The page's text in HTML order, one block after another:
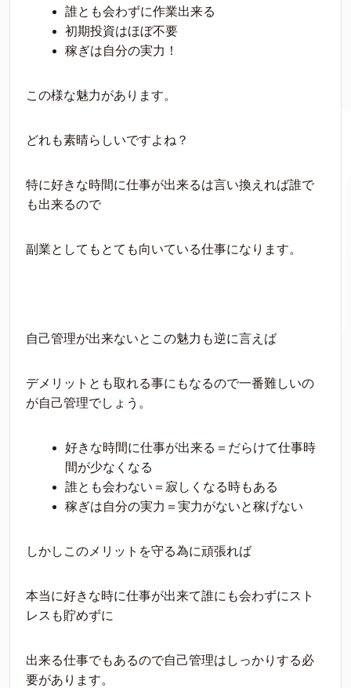
誰とも会わずに作業出来る
初期投資はほぼ不要
稼ぎは自分の実力！
この様な魅力があります。
どれも素晴らしいですよね？
特に好きな時間に仕事が出来るは言い換えれば誰で
も出来るので
副業としてもとても向いている仕事になります。
自己管理が出来ないとこの魅力も逆に言えば
デメリットとも取れる事にもなるので一番難しいの
が自己管理でしょう。
好きな時間に仕事が出来る＝だらけて仕事時
間が少なくなる
誰とも会わない＝寂しくなる時もある
稼ぎは自分の実力＝実力がないと稼げない
しかしこのメリットを守る為に頑張れば
本当に好きな時に仕事が出来て誰にも会わずにスト
レスも貯めずに
出来る仕事でもあるので自己管理はしっかりする必
要があります。